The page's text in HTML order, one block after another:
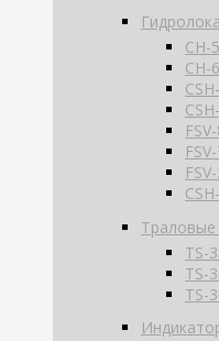
CH-
CH-
Траловые
TS-
TS-
TS-